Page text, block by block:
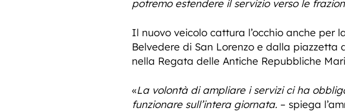
potremo estendere il servizio verso le
Il nuovo veicolo cattura l’occhio anche
Belvedere di San Lorenzo e dalla
nella Regata delle Antiche Repubbliche
«La volontà di ampliare i servizi ci ha
funzionare sull’intera giornata. – spiega